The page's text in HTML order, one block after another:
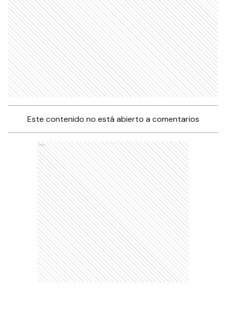
Este contenido no está abierto a comentarios
Ads